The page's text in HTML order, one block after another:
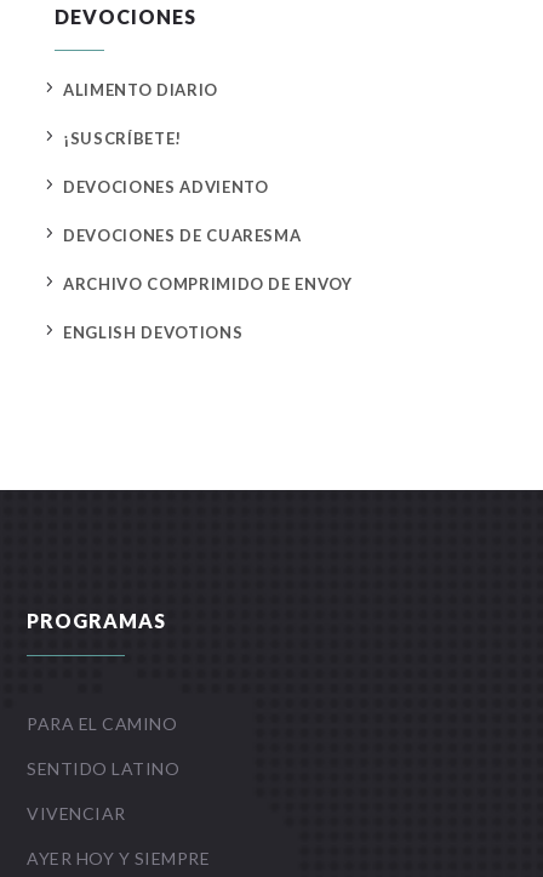
DEVOCIONES
5 ALIMENTO DIARIO
5 ¡SUSCRÍBETE!
5 DEVOCIONES ADVIENTO
5 DEVOCIONES DE CUARESMA
5 ARCHIVO COMPRIMIDO DE ENVOY
5 ENGLISH DEVOTIONS
PROGRAMAS
PARA EL CAMINO
SENTIDO LATINO
VIVENCIAR
AYER HOY Y SIEMPRE